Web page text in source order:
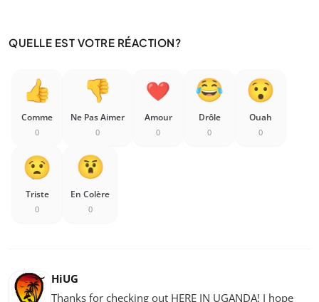
QUELLE EST VOTRE RÉACTION?
Comme
0
Ne Pas Aimer
0
Amour
0
Drôle
0
Ouah
0
Triste
0
En Colère
0
HiUG
Thanks for checking out HERE IN UGANDA! I hope